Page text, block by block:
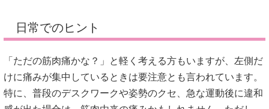
日常でのヒント
「ただの筋肉痛かな？」と軽く考える方もいますが、左側だ
けに痛みが集中しているときは要注意とも言われています。
特に、普段のデスクワークや姿勢のクセ、急な運動後に違和